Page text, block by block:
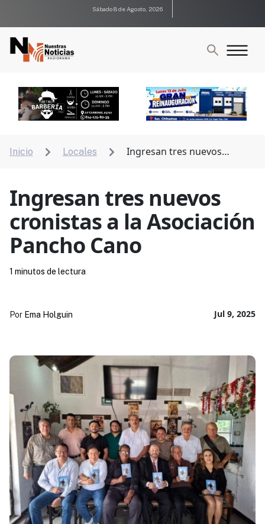
Sábado 8 de Agosto, 2026
Inicio  Locales 
Ingresan tres nuevos
Ingresan tres nuevos
cronistas a la Asociación
Pancho Cano
Jul 9, 2025
Por Ema Holguin
1 minutos de lectura